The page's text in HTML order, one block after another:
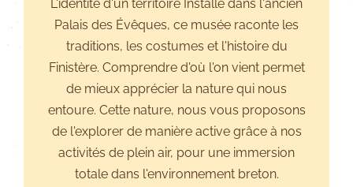
L'identité d'un territoire Installé dans l'ancien
Palais des Évêques, ce musée raconte les
traditions, les costumes et l'histoire du
Finistère. Comprendre d'où l'on vient permet
de mieux apprécier la nature qui nous
entoure. Cette nature, nous vous proposons
de l'explorer de manière active grâce à nos
activités de plein air, pour une immersion
totale dans l'environnement breton.